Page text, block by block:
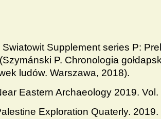
Supplement series P:
P. Chronologia
ludów. Warszawa, 2018).
Eastern Archaeology 2019. Vol.
Exploration Quaterly.